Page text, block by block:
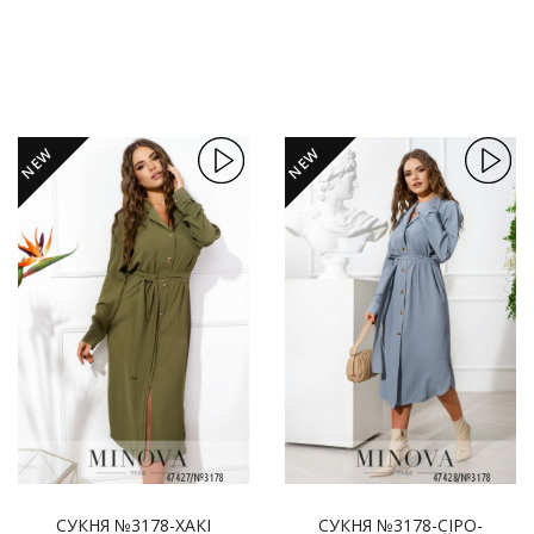
NEW
СУКНЯ №3178-ХАКІ
NEW
СУКНЯ №3178-СІРО-